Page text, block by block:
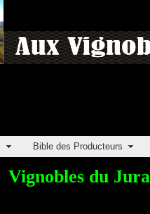
Bible des Producteurs
Vignobles du Jura